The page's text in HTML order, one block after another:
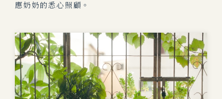
應奶奶的悉心照顧。